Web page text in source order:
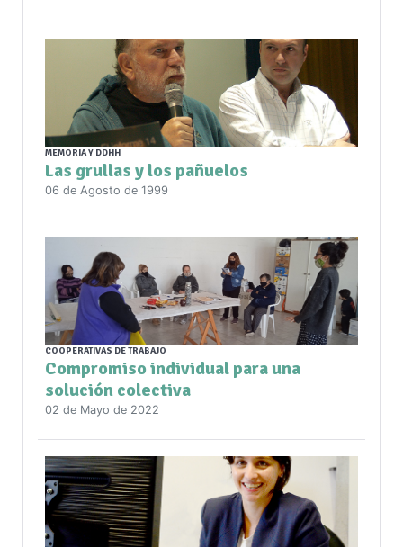
MEMORIA Y DDHH
Las grullas y los pañuelos
06 de Agosto de 1999
COOPERATIVAS DE TRABAJO
Compromiso individual para una
solución colectiva
02 de Mayo de 2022